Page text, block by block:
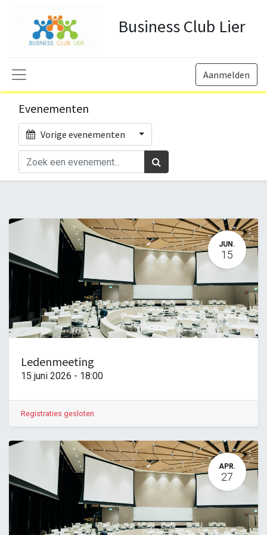
Business Club Lier
Aanmelden
Evenementen
Vorige evenementen
JUN.
15
Ledenmeeting
15 juni 2026 - 18:00
Registraties gesloten
APR.
27